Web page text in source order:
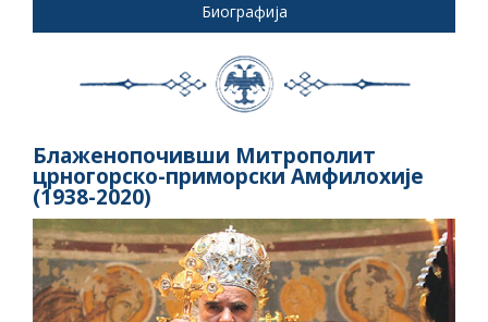
Биографија
Блаженопочивши Митрополит
црногорско-приморски Амфилохије
(1938-2020)